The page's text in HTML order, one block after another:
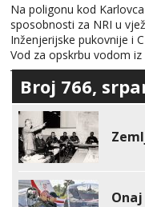
Na poligonu kod
sposobnosti za NRI u
Inženjerijske pukovnije i
Vod za opskrbu vodom iz
Broj 766,